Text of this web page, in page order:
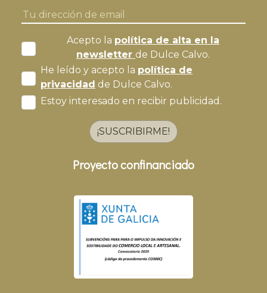
Acepto la política de alta en la
newsletter de Dulce Calvo.
He leído y acepto la política de
privacidad de Dulce Calvo.
Estoy interesado en recibir publicidad.
¡SUSCRIBIRME!
Proyecto confinanciado